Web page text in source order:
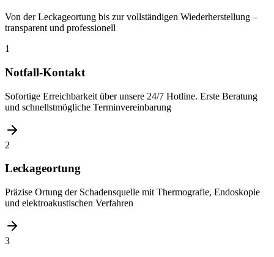
Von der Leckageortung bis zur vollständigen Wiederherstellung –
transparent und professionell
1
Notfall-Kontakt
Sofortige Erreichbarkeit über unsere 24/7 Hotline. Erste Beratung
und schnellstmögliche Terminvereinbarung
2
Leckageortung
Präzise Ortung der Schadensquelle mit Thermografie, Endoskopie
und elektroakustischen Verfahren
3